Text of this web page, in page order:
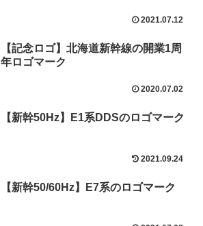
2021.07.12
【記念ロゴ】北海道新幹線の開業1周
年ロゴマーク
2020.07.02
【新幹50Hz】E1系DDSのロゴマーク
2021.09.24
【新幹50/60Hz】E7系のロゴマーク